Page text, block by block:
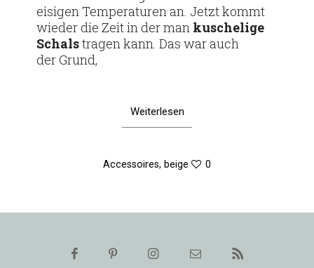
eisigen Tem­pe­ra­turen an. Jetzt kommt
wieder die Zeit in der man kusche­lige
Schalstragen kann. Das war auch
der Grund,
Weiterlesen
Accessoires, beige 0